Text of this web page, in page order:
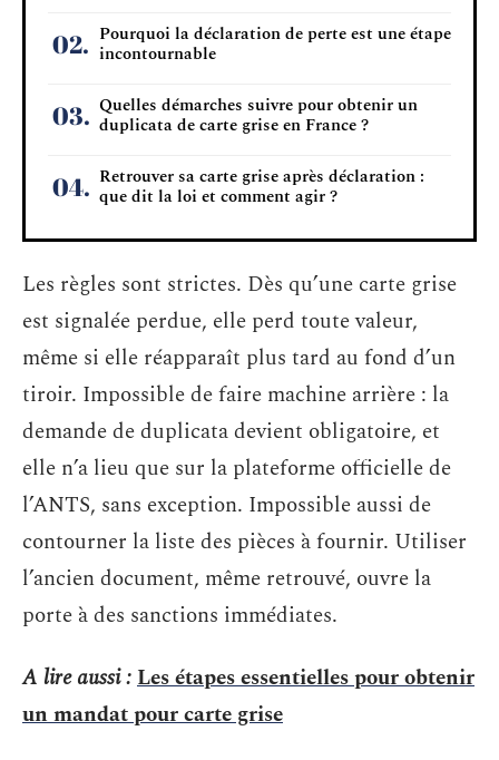
Pourquoi la déclaration de perte est une étape
incontournable
Quelles démarches suivre pour obtenir un
duplicata de carte grise en France ?
Retrouver sa carte grise après déclaration :
que dit la loi et comment agir ?
Les règles sont strictes. Dès qu’une carte grise
est signalée perdue, elle perd toute valeur,
même si elle réapparaît plus tard au fond d’un
tiroir. Impossible de faire machine arrière : la
demande de duplicata devient obligatoire, et
elle n’a lieu que sur la plateforme officielle de
l’ANTS, sans exception. Impossible aussi de
contourner la liste des pièces à fournir. Utiliser
l’ancien document, même retrouvé, ouvre la
porte à des sanctions immédiates.
A lire aussi :Les étapes essentielles pour obtenir
un mandat pour carte grise